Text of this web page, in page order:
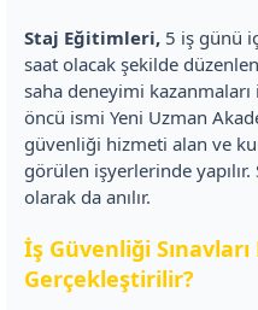
Staj Eğitimleri, 5 iş günü
saat olacak şekilde
saha deneyimi
öncü ismi Yeni Uzman
güvenliği hizmeti alan ve
görülen işyerlerinde
olarak da anılır.
İş Güvenliği
Gerçekleştirilir?